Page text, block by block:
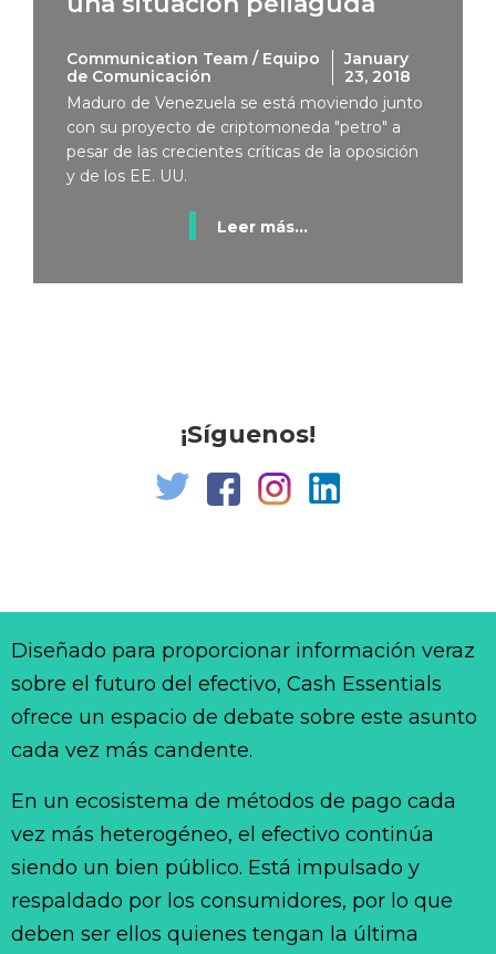
Communication Team / Equipo
de Comunicación
January
23, 2018
Maduro de Venezuela se está moviendo junto
con su proyecto de criptomoneda "petro" a
pesar de las crecientes críticas de la oposición
y de los EE. UU.
Leer más...
¡Síguenos!
Diseñado para proporcionar información veraz
sobre el futuro del efectivo, Cash Essentials
ofrece un espacio de debate sobre este asunto
cada vez más candente.
En un ecosistema de métodos de pago cada
vez más heterogéneo, el efectivo continúa
siendo un bien público. Está impulsado y
respaldado por los consumidores, por lo que
deben ser ellos quienes tengan la última